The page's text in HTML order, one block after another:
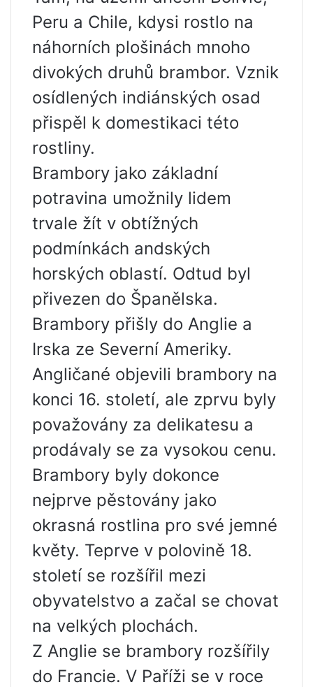
Peru a Chile, kdysi rostlo na
náhorních plošinách mnoho
divokých druhů brambor. Vznik
osídlených indiánských osad
přispěl k domestikaci této
rostliny.
Brambory jako základní
potravina umožnily lidem
trvale žít v obtížných
podmínkách andských
horských oblastí. Odtud byl
přivezen do Španělska.
Brambory přišly do Anglie a
Irska ze Severní Ameriky.
Angličané objevili brambory na
konci 16. století, ale zprvu byly
považovány za delikatesu a
prodávaly se za vysokou cenu.
Brambory byly dokonce
nejprve pěstovány jako
okrasná rostlina pro své jemné
květy. Teprve v polovině 18.
století se rozšířil mezi
obyvatelstvo a začal se chovat
na velkých plochách.
Z Anglie se brambory rozšířily
do Francie. V Paříži se v roce